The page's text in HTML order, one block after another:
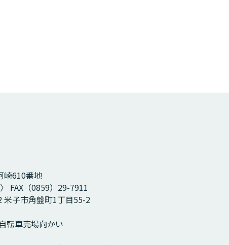
崎610番地
FAX（0859）29-7911
米子市角盤町1丁目55-2
転車売場向かい